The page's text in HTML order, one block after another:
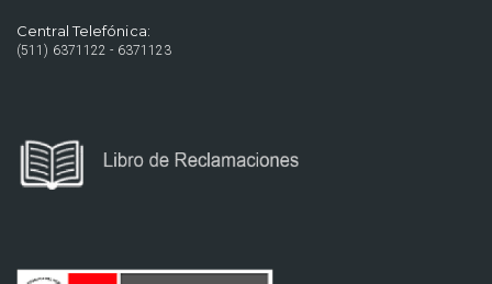
Central Telefónica:
(511) 6371122 - 6371123